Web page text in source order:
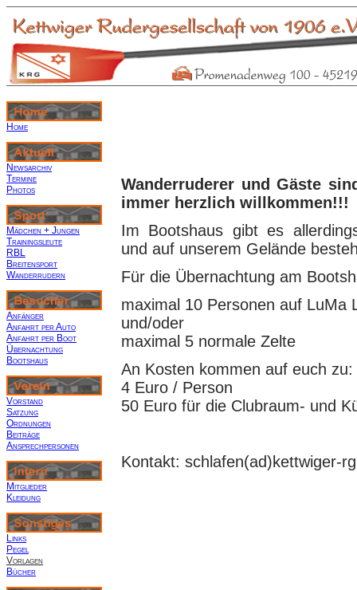
Home
Newsarchiv
Termine
Photos
Mädchen + Jungen
Trainingsleute
RBL
Breitensport
Wanderrudern
Anfänger
Anfahrt per Auto
Anfahrt per Boot
Übernachtung
Bootshaus
Vorstand
Satzung
Ordnungen
Beiträge
Ansprechpersonen
Mitglieder
Kleidung
Links
Pegel
Vorlagen
Bücher
Wanderruderer und Gäste
immer herzlich willkommen!!!
Im Bootshaus gibt es
und auf unserem Gelände
Für die Übernachtung am
maximal 10 Personen auf LuMa
und/oder
maximal 5 normale Zelte
An Kosten kommen auf euch zu:
4 Euro / Person
50 Euro für die Clubraum- und
Kontakt: schlafen(ad)kettwiger-